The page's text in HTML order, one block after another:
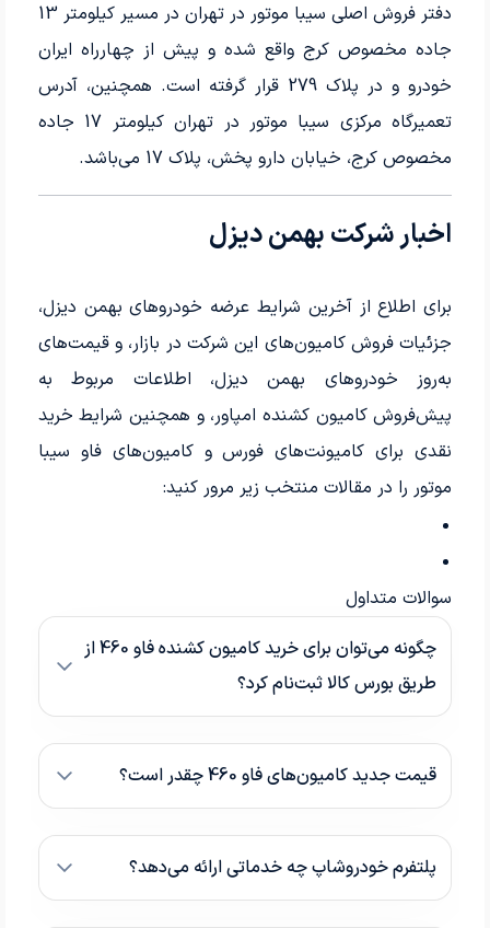
دفتر فروش اصلی سیبا موتور در تهران در مسیر کیلومتر 13
جاده مخصوص کرج واقع شده و پیش از چهارراه ایران
خودرو و در پلاک 279 قرار گرفته است. همچنین، آدرس
تعمیرگاه مرکزی سیبا موتور در تهران کیلومتر 17 جاده
مخصوص کرج، خیابان دارو پخش، پلاک 17 می‌باشد.
اخبار شرکت بهمن دیزل
برای اطلاع از آخرین شرایط عرضه خودروهای بهمن دیزل،
جزئیات فروش کامیون‌های این شرکت در بازار، و قیمت‌های
به‌روز خودروهای بهمن دیزل، اطلاعات مربوط به
پیش‌فروش کامیون کشنده امپاور، و همچنین شرایط خرید
نقدی برای کامیونت‌های فورس و کامیون‌های فاو سیبا
موتور را در مقالات منتخب زیر مرور کنید:
سوالات متداول
چگونه می‌توان برای خرید کامیون کشنده فاو 460 از
طریق بورس کالا ثبت‌نام کرد؟
قیمت جدید کامیون‌های فاو 460 چقدر است؟
پلتفرم خودروشاپ چه خدماتی ارائه می‌دهد؟